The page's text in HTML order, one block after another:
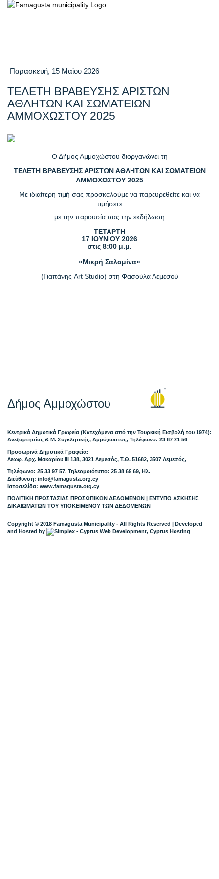
Παρασκευή, 15 Μαΐου 2026
ΤΕΛΕΤΗ ΒΡΑΒΕΥΣΗΣ ΑΡΙΣΤΩΝ
ΑΘΛΗΤΩΝ ΚΑΙ ΣΩΜΑΤΕΙΩΝ
ΑΜΜΟΧΩΣΤΟΥ 2025
Ο Δήμος Αμμοχώστου διοργανώνει τη
ΤΕΛΕΤΗ ΒΡΑΒΕΥΣΗΣ ΑΡΙΣΤΩΝ ΑΘΛΗΤΩΝ ΚΑΙ ΣΩΜΑΤΕΙΩΝ
ΑΜΜΟΧΩΣΤΟΥ 2025
Με ιδιαίτερη τιμή σας προσκαλούμε να παρευρεθείτε και να
τιμήσετε
με την παρουσία σας την εκδήλωση
ΤΕΤΑΡΤΗ
17 ΙΟΥΝΙΟΥ 2026
στις 8:00 μ.μ.
«Μικρή Σαλαμίνα»
(Γιαπάνης Art Studio) στη Φασούλα Λεμεσού
Δήμος Αμμοχώστου
Κεντρικά Δημοτικά Γραφεία (Κατεχόμενα από την Τουρκική Εισβολή του 1974):
Ανεξαρτησίας & Μ. Συγκλητικής, Αμμόχωστος, Τηλέφωνο: 23 87 21 56
Προσωρινά Δημοτικά Γραφεία:
Λεωφ. Αρχ. Μακαρίου ΙΙΙ 138, 3021 Λεμεσός, Τ.Θ. 51682, 3507 Λεμεσός,
Τηλέφωνο: 25 33 97 57, Τηλεομοιότυπο: 25 38 69 69, Ηλ.
Διεύθυνση: info@famagusta.org.cy
Ιστοσελίδα: www.famagusta.org.cy
ΠΟΛΙΤΙΚΗ ΠΡΟΣΤΑΣΙΑΣ ΠΡΟΣΩΠΙΚΩΝ ΔΕΔΟΜΕΝΩΝ | ΕΝΤΥΠΟ ΑΣΚΗΣΗΣ
ΔΙΚΑΙΩΜΑΤΩΝ ΤΟΥ ΥΠΟΚΕΙΜΕΝΟΥ ΤΩΝ ΔΕΔΟΜΕΝΩΝ
Copyright © 2018 Famagusta Municipality - All Rights Reserved | Developed
and Hosted by